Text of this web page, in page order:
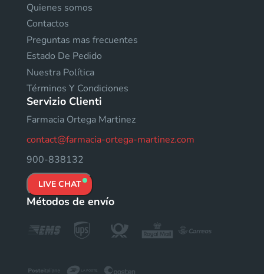
Quienes somos
Contactos
Preguntas mas frecuentes
Estado De Pedido
Nuestra Política
Términos Y Condiciones
Servizio Clienti
Farmacia Ortega Martinez
contact@farmacia-ortega-martinez.com
900-838132
LIVE CHAT
Métodos de envío